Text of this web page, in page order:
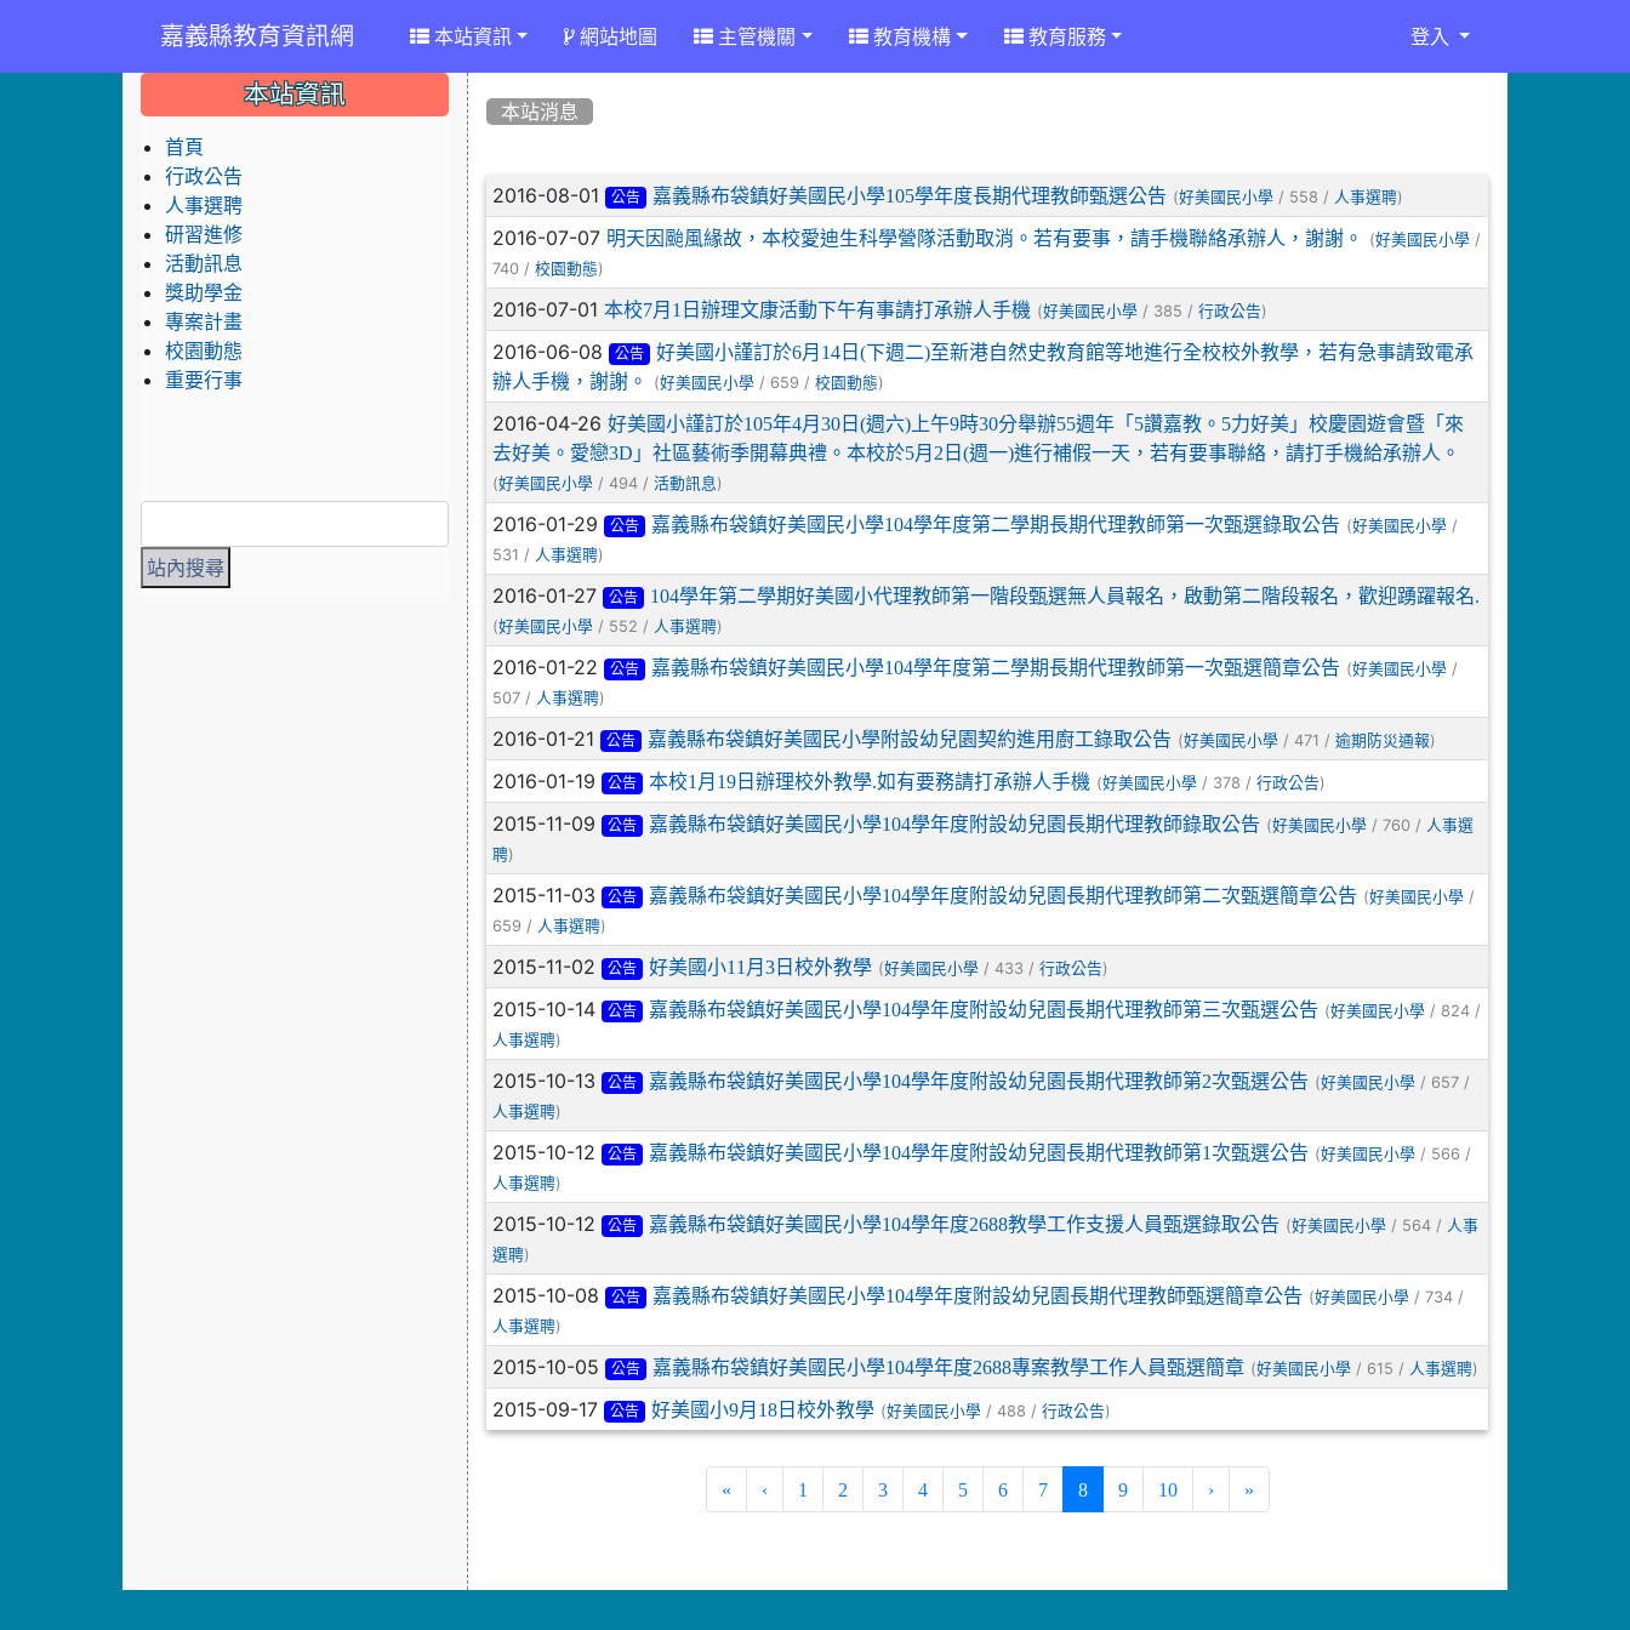
嘉義縣教育資訊網 本站資訊 網站地圖 主管機關 教育機構 教育服務 登入
本站消息
文章列表
2016-08-01 公告 嘉義縣布袋鎮好美國民小學105學年度長期代理教師甄選公告 (好美國民小學 / 558 / 人事選聘)
2016-07-07 明天因颱風緣故，本校愛迪生科學營隊活動取消。若有要事，請手機聯絡承辦人，謝謝。 (好美國民小學 /
740 /校園動態)
2016-07-01本校7月1日辦理文康活動下午有事請打承辦人手機 (好美國民小學 / 385 /行政公告)
2016-06-08 公告
好美國小謹訂於6月14日(下週二)至新港自然史教育館等地進行全校校外教學，若有急事請致電承
辦人手機，謝謝。
(好美國民小學 / 659 /校園動態)
2016-04-26好美國小謹訂於105年4月30日(週六)上午9時30分舉辦55週年「5讚嘉教。5力好美」校慶園遊會暨「來
去好美。愛戀3D」社區藝術季開幕典禮。本校於5月2日(週一)進行補假一天，若有要事聯絡，請打手機給承辦人。
(好美國民小學 / 494 /活動訊息 )
2016-01-29 公告 嘉義縣布袋鎮好美國民小學104學年度第二學期長期代理教師第一次甄選錄取公告 (好美國民小學 /
531 / 人事選聘)
2016-01-27 公告 104學年第二學期好美國小代理教師第一階段甄選無人員報名，啟動第二階段報名，歡迎踴躍報名.
(好美國民小學 / 552 / 人事選聘)
2016-01-22 公告 嘉義縣布袋鎮好美國民小學104學年度第二學期長期代理教師第一次甄選簡章公告 (好美國民小學 /
507 / 人事選聘)
2016-01-21 公告 嘉義縣布袋鎮好美國民小學附設幼兒園契約進用廚工錄取公告 (好美國民小學 / 471 / 逾期防災通報)
2016-01-19 公告 本校1月19日辦理校外教學.如有要務請打承辦人手機 (好美國民小學 / 378 / 行政公告)
2015-11-09 公告 嘉義縣布袋鎮好美國民小學104學年度附設幼兒園長期代理教師錄取公告 (好美國民小學 / 760 / 人事選
聘)
2015-11-03 公告 嘉義縣布袋鎮好美國民小學104學年度附設幼兒園長期代理教師第二次甄選簡章公告 (好美國民小學 /
659 / 人事選聘)
2015-11-02 公告 好美國小11月3日校外教學 (好美國民小學 / 433 / 行政公告)
2015-10-14 公告 嘉義縣布袋鎮好美國民小學104學年度附設幼兒園長期代理教師第三次甄選公告 (好美國民小學 / 824 /
人事選聘)
2015-10-13 公告 嘉義縣布袋鎮好美國民小學104學年度附設幼兒園長期代理教師第2次甄選公告 (好美國民小學 / 657 /
人事選聘)
2015-10-12 公告 嘉義縣布袋鎮好美國民小學104學年度附設幼兒園長期代理教師第1次甄選公告 (好美國民小學 / 566 /
人事選聘)
2015-10-12 公告 嘉義縣布袋鎮好美國民小學104學年度2688教學工作支援人員甄選錄取公告 (好美國民小學 / 564 / 人事
選聘)
2015-10-08 公告 嘉義縣布袋鎮好美國民小學104學年度附設幼兒園長期代理教師甄選簡章公告 (好美國民小學 / 734 /
人事選聘)
2015-10-05 公告 嘉義縣布袋鎮好美國民小學104學年度2688專案教學工作人員甄選簡章 (好美國民小學 / 615 / 人事選聘)
2015-09-17 公告 好美國小9月18日校外教學 (好美國民小學 / 488 / 行政公告)
« ‹ 1 2 3 4 5 6 7 8(current)
9 10 › »
::: 本站資訊
首頁
行政公告
人事選聘
研習進修
活動訊息
獎助學金
專案計畫
校園動態
重要行事